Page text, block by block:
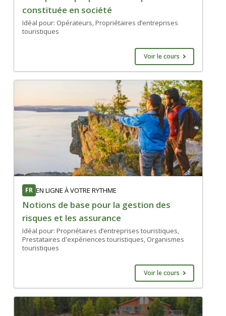
constituée en société
Idéal pour: Opérateurs, Propriétaires d’entreprises
touristiques
Voir le cours
FR EN LIGNE À VOTRE RYTHME
Notions de base pour la gestion des
risques et les assurance
Idéal pour: Propriétaires d’entreprises touristiques,
Prestataires d'expériences touristiques, Organismes
touristiques
Voir le cours